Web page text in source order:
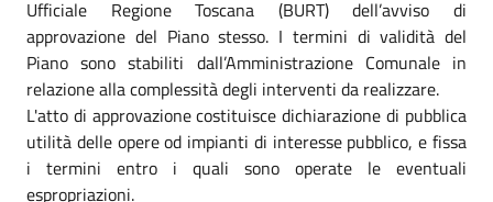
Ufficiale Regione Toscana (BURT) dell’avviso di
approvazione del Piano stesso. I termini di validità del
Piano sono stabiliti dall’Amministrazione Comunale in
relazione alla complessità degli interventi da realizzare.
L'atto di approvazione costituisce dichiarazione di pubblica
utilità delle opere od impianti di interesse pubblico, e fissa
i termini entro i quali sono operate le eventuali
espropriazioni.